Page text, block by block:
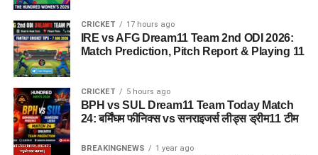
CRICKET 17 hours ago
IRE vs AFG Dream11 Team 2nd ODI 2026:
Match Prediction, Pitch Report & Playing 11
CRICKET 5 hours ago
BPH vs SUL Dream11 Team Today Match
24: बर्मिंघम फीनिक्स vs सनराइजर्स लीड्स ड्रीम11 टीम
BREAKINGNEWS 1 year ago